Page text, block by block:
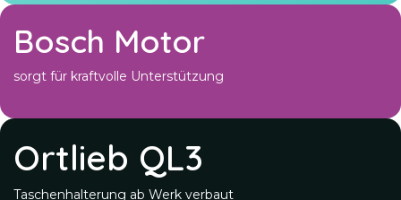
Bosch Motor
sorgt für kraftvolle Unterstützung
Ortlieb QL3
Taschenhalterung ab Werk verbaut